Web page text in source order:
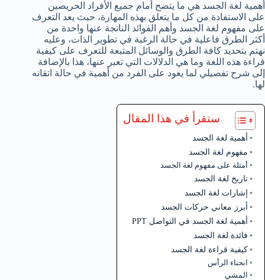
أهمية لغة الجسد هي ما يتضح أمام جميع الأفراد الحريصين
على الاستفادة من كل ما يتعلق بهذه المهارة، حيث يعد التعرف
على مفهوم لغة الجسد وأهم الفوائد الناتجة عنها واحدة من
أكثر الطرق فاعلية في حالة الرغبة في تطوير الذات، وعليه
نهتم بتحديد كافة الطرق والوسائل المتبعة للتعرف على كيفية
قراءة هذه اللغة وما هي الدلالات التي تعبر عنها، هذا بالإضافة
إلى شرح تفصيلي لما يعود على الفرد من أهمية في حالة اتقانه
لها.
ستقرأ في هذا المقال
أهمية لغة الجسد
مفهوم لغة الجسد
أمثلة على مفهوم لغة الجسد
تاريخ لغة الجسد
إشارات لغة الجسد
أبرز معاني حركات الجسد
أهمية لغة الجسد في التواصل PPT
فائدة لغة الجسد
كيفية قراءة لغة الجسد
انحناء الرأس
المشي